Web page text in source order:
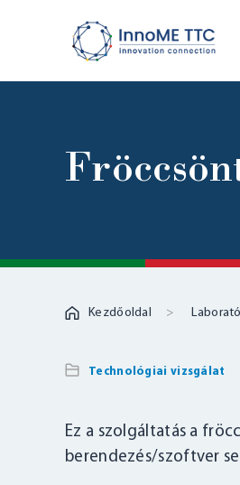
Kezdőoldal
Technológiai vizsgálat
Ez a szolgáltatás a
berendezés/szoftver